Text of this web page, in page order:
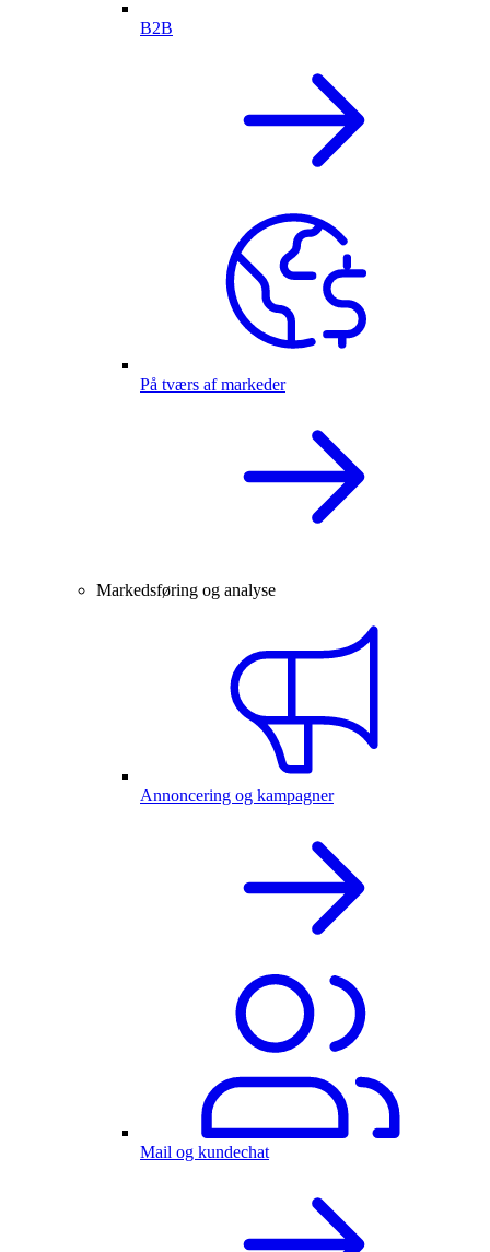
B2B
På tværs af markeder
Markedsføring og analyse
Annoncering og kampagner
Mail og kundechat